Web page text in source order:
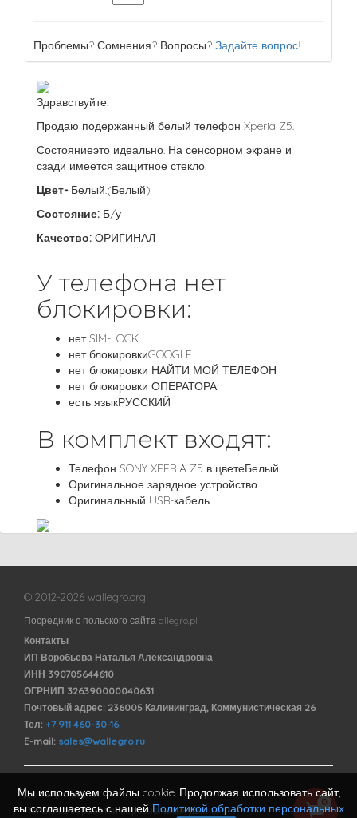
Проблемы? Сомнения? Вопросы? Задайте вопрос!
Здравствуйте!
Продаю подержанный белый телефон Xperia Z5.
Состояниеэто идеально. На сенсорном экране и
сзади имеется защитное стекло.
Цвет-Белый.(Белый)
Состояние: Б/у
Качество: ОРИГИНАЛ
У телефона нет
блокировки:
нет SIM-LOCK
нет блокировкиGOOGLE
нет блокировки НАЙТИ МОЙ ТЕЛЕФОН
нет блокировки ОПЕРАТОРА
есть языкРУССКИЙ
В комплект входят:
Телефон SONY XPERIA Z5 в цветеБелый
Оригинальное зарядное устройство
Оригинальный USB-кабель
© 2012-2026 wallegro.org
Посредник с польского сайта allegro.pl
Контакты
ИП Воробьева Наталья Александровна
ИНН 390705644610
ОГРНИП 326390000040631
Почтовый адрес: 236005 Калининград, Коммунистическая 26
Тел: +7 911 460-30-16
E-mail: sales@wallegro.ru
Договор оферты
Политика обработки персональных данных
0
Мы используем файлы cookie. Продолжая использовать сайт,
вы соглашаетесь с нашей Политикой обработки персональных